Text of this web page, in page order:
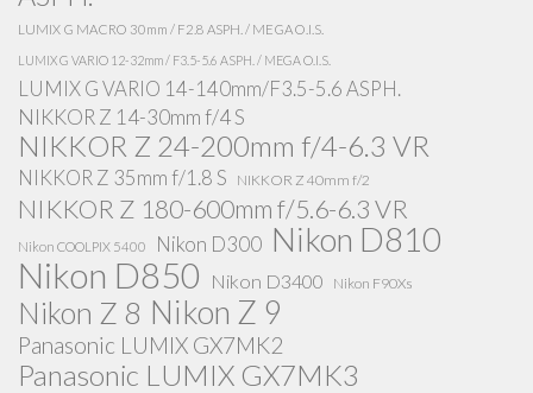
LUMIX G MACRO 30mm / F2.8 ASPH. / MEGA O.I.S.
LUMIX G VARIO 12-32mm / F3.5-5.6 ASPH. / MEGA O.I.S.
LUMIX G VARIO 14-140mm/F3.5-5.6 ASPH.
NIKKOR Z 14-30mm f/4 S
NIKKOR Z 24-200mm f/4-6.3 VR
NIKKOR Z 35mm f/1.8 S NIKKOR Z 40mm f/2
NIKKOR Z 180-600mm f/5.6-6.3 VR
Nikon COOLPIX 5400 Nikon D300 Nikon D810
Nikon D850 Nikon D3400 Nikon F90Xs
Nikon Z 8 Nikon Z 9
Panasonic LUMIX GX7MK2
Panasonic LUMIX GX7MK3